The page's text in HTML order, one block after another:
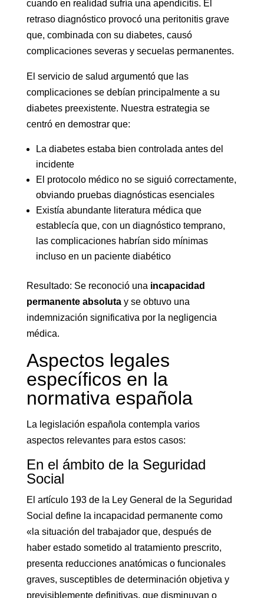
cuando en realidad sufría una apendicitis. El
retraso diagnóstico provocó una peritonitis grave
que, combinada con su diabetes, causó
complicaciones severas y secuelas permanentes.
El servicio de salud argumentó que las
complicaciones se debían principalmente a su
diabetes preexistente. Nuestra estrategia se
centró en demostrar que:
La diabetes estaba bien controlada antes del
incidente
El protocolo médico no se siguió correctamente,
obviando pruebas diagnósticas esenciales
Existía abundante literatura médica que
establecía que, con un diagnóstico temprano,
las complicaciones habrían sido mínimas
incluso en un paciente diabético
Resultado: Se reconoció una incapacidad
permanente absolutay se obtuvo una
indemnización significativa por la negligencia
médica.
Aspectos legales
específicos en la
normativa española
La legislación española contempla varios
aspectos relevantes para estos casos:
En el ámbito de la Seguridad
Social
El artículo 193 de la Ley General de la Seguridad
Social define la incapacidad permanente como
«la situación del trabajador que, después de
haber estado sometido al tratamiento prescrito,
presenta reducciones anatómicas o funcionales
graves, susceptibles de determinación objetiva y
previsiblemente definitivas, que disminuyan o